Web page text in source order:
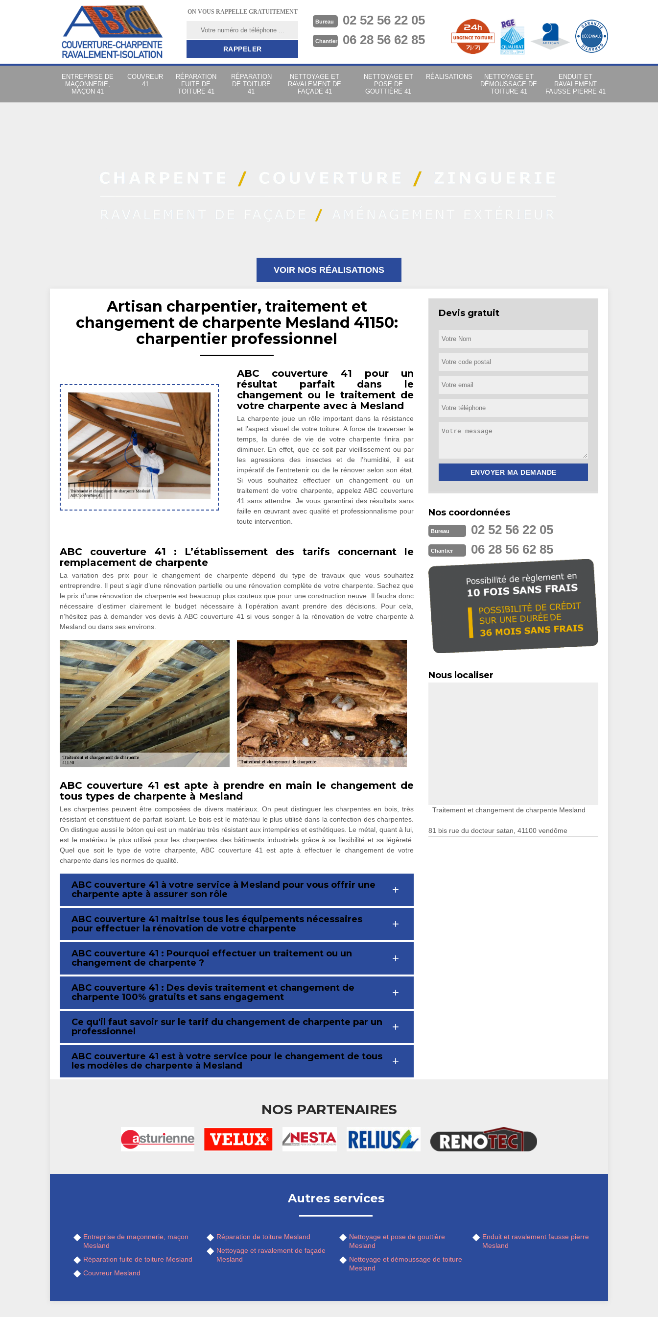
ON VOUS RAPPELLE GRATUITEMENT
Bureau 02 52 56 22 05
Chantier 06 28 56 62 85
ENTREPRISE DE
MAÇONNERIE,
MAÇON 41
COUVREUR
41
RÉPARATION
FUITE DE
TOITURE 41
RÉPARATION
DE TOITURE
41
NETTOYAGE ET
RAVALEMENT DE
FAÇADE 41
NETTOYAGE ET
POSE DE
GOUTTIÈRE 41
RÉALISATIONS
NETTOYAGE ET
DÉMOUSSAGE DE
TOITURE 41
ENDUIT ET
RAVALEMENT
FAUSSE PIERRE 41
VOIR NOS RÉALISATIONS
Artisan charpentier, traitement et
changement de charpente Mesland 41150:
charpentier professionnel
ABC couverture 41 pour un
résultat parfait dans le
changement ou le traitement de
votre charpente avec à Mesland
La charpente joue un rôle important dans la résistance
et l’aspect visuel de votre toiture. A force de traverser le
temps, la durée de vie de votre charpente finira par
diminuer. En effet, que ce soit par vieillissement ou par
les agressions des insectes et de l’humidité, il est
impératif de l’entretenir ou de le rénover selon son état.
Si vous souhaitez effectuer un changement ou un
traitement de votre charpente, appelez ABC couverture
41 sans attendre. Je vous garantirai des résultats sans
faille en œuvrant avec qualité et professionnalisme pour
toute intervention.
ABC couverture 41 : L’établissement des tarifs concernant le
remplacement de charpente
La variation des prix pour le changement de charpente dépend du type de travaux que vous souhaitez
entreprendre. Il peut s’agir d’une rénovation partielle ou une rénovation complète de votre charpente. Sachez que
le prix d’une rénovation de charpente est beaucoup plus couteux que pour une construction neuve. Il faudra donc
nécessaire d’estimer clairement le budget nécessaire à l’opération avant prendre des décisions. Pour cela,
n’hésitez pas à demander vos devis à ABC couverture 41 si vous songer à la rénovation de votre charpente à
Mesland ou dans ses environs.
ABC couverture 41 est apte à prendre en main le changement de
tous types de charpente à Mesland
Les charpentes peuvent être composées de divers matériaux. On peut distinguer les charpentes en bois, très
résistant et constituent de parfait isolant. Le bois est le matériau le plus utilisé dans la confection des charpentes.
On distingue aussi le béton qui est un matériau très résistant aux intempéries et esthétiques. Le métal, quant à lui,
est le matériau le plus utilisé pour les charpentes des bâtiments industriels grâce à sa flexibilité et sa légèreté.
Quel que soit le type de votre charpente, ABC couverture 41 est apte à effectuer le changement de votre
charpente dans les normes de qualité.
ABC couverture 41 à votre service à Mesland pour vous offrir une
charpente apte à assurer son rôle
ABC couverture 41 maitrise tous les équipements nécessaires
pour effectuer la rénovation de votre charpente
ABC couverture 41 : Pourquoi effectuer un traitement ou un
changement de charpente ?
ABC couverture 41 : Des devis traitement et changement de
charpente 100% gratuits et sans engagement
Ce qu'il faut savoir sur le tarif du changement de charpente par un
professionnel
ABC couverture 41 est à votre service pour le changement de tous
les modèles de charpente à Mesland
Devis gratuit
Nos coordonnées
Bureau 02 52 56 22 05
Chantier 06 28 56 62 85
Nous localiser
Traitement et changement de charpente Mesland
81 bis rue du docteur satan, 41100 vendôme
NOS PARTENAIRES
Autres services
Entreprise de maçonnerie, maçon
Mesland
Réparation fuite de toiture Mesland
Couvreur Mesland
Réparation de toiture Mesland
Nettoyage et ravalement de façade
Mesland
Nettoyage et pose de gouttière
Mesland
Nettoyage et démoussage de toiture
Mesland
Enduit et ravalement fausse pierre
Mesland